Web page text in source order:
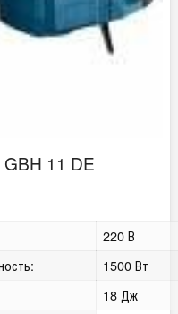
GBH 11 DE
220 В
1500 Вт
18 Дж